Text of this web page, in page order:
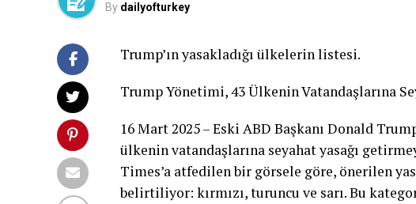
By dailyofturkey
Trump’ın yasakladığı ülkelerin listesi.
Trump Yönetimi, 43 Ülkenin Vatandaşlarına
16 Mart 2025 – Eski ABD Başkanı Donald
ülkenin vatandaşlarına seyahat yasağı
Times’a atfedilen bir görsele göre, önerilen
belirtiliyor: kırmızı, turuncu ve sarı. Bu